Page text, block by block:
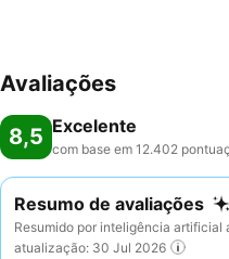
Avaliações
8,5 Excelente
com base em 12.402
Resumo de avaliações
Resumido por inteligência artificial
atualização: 30 Jul 2026